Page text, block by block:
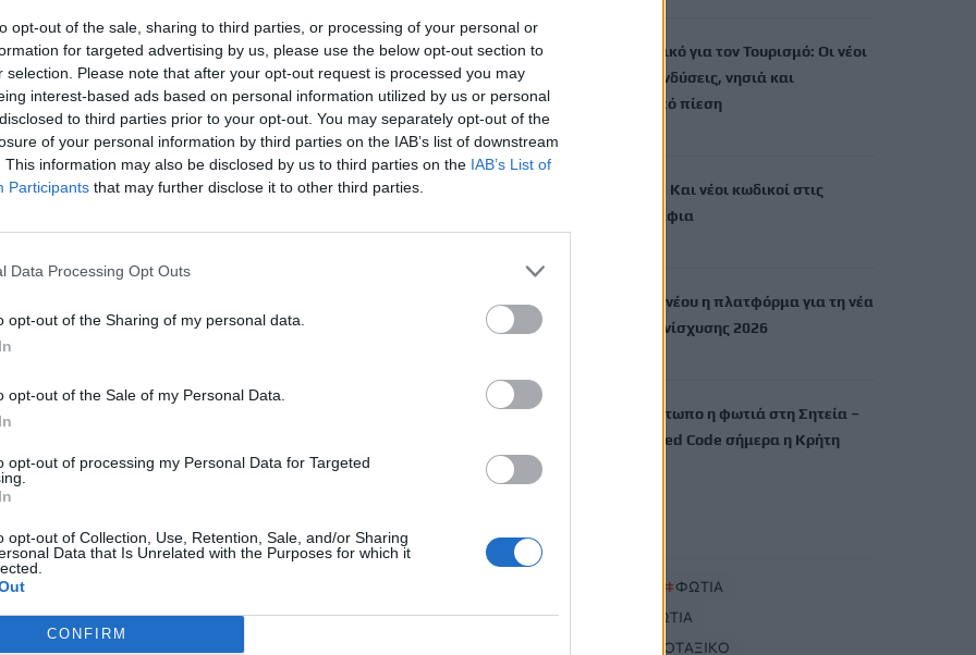
opt-out of the sale, sharing to third parties, or processing of your personal or
for targeted advertising by us, please use the below opt-out section to
selection. Please note that after your opt-out request is processed you may
interest-based ads based on personal information utilized by us or personal
to third parties prior to your opt-out. You may separately opt-out of the
of your personal information by third parties on the IAB’s list of downstream
This information may also be disclosed by us to third parties on the IAB’s List of
Participants that may further disclose it to other third parties.
Data Processing Opt Outs
opt-out of the Sharing of my personal data.
opt-out of the Sale of my Personal Data.
opt-out of processing my Personal Data for Targeted
opt-out of Collection, Use, Retention, Sale, and/or Sharing
Data that Is Unrelated with the Purposes for which it
CONFIRM
αλλά…
Newsroom 20 Ιουλίου, 2026
Ειδικό Χωροταξικό για τον Τουρισμό: Οι νέοι
κανόνες για επενδύσεις, νησιά και
προορισμούς υπό πίεση
Σούπερ Μάρκετ: Και νέοι κωδικοί στις
μειώσεις στα ράφια
ΑΑΔΕ: Άνοιξε εκ νέου η πλατφόρμα για τη νέα
Ενιαία Αίτηση Ενίσχυσης 2026
Χωρίς ενεργό μέτωπο η φωτιά στη Σητεία –
Σε κατάσταση Red Code σήμερα η Κρήτη
#ΦΩΤΙΑ
ΑΤΤΙΚΟΒΟΙΩΤΙΑ
ΕΙΔΙΚΟ ΧΩΡΟΤΑΞΙΚΟ